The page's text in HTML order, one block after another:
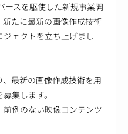
ースを駆使した新規事業開
たに最新の画像作成技術
ェクトを立ち上げまし
最新の画像作成技術を用
集します。
例のない映像コンテンツ